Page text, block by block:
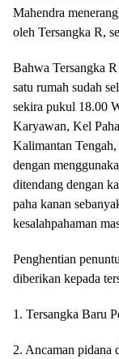
Mahendra
oleh Tersangka R,
Bahwa Tersangka
satu rumah sudah
sekira pukul 18.00
Karyawan, Kel
Kalimantan
dengan
ditendang dengan
paha kanan
kesalahpahaman
Penghentian
diberikan kepada
1. Tersangka Baru
2. Ancaman pidana